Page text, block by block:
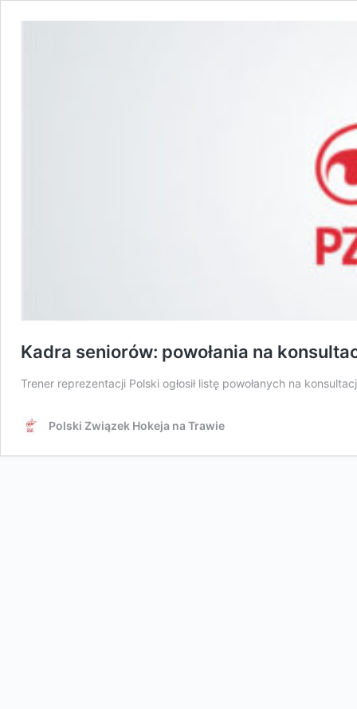
Kadra seniorów: powołania na
Trener reprezentacji Polski ogłosił listę powołanych na
Polski Związek Hokeja na Trawie